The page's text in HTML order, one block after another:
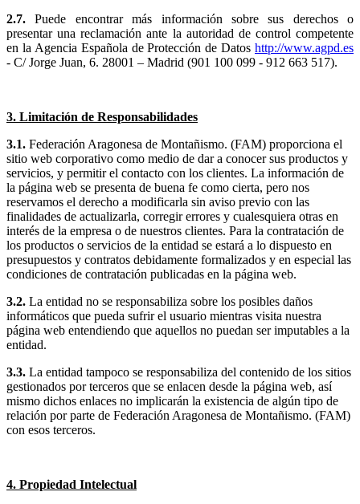
2.7. Puede encontrar más información sobre sus derechos o
presentar una reclamación ante la autoridad de control competente
en la Agencia Española de Protección de Datos http://www.agpd.es
- C/ Jorge Juan, 6. 28001 – Madrid (901 100 099 - 912 663 517).
3. Limitación de Responsabilidades
3.1. Federación Aragonesa de Montañismo. (FAM) proporciona el
sitio web corporativo como medio de dar a conocer sus productos y
servicios, y permitir el contacto con los clientes. La información de
la página web se presenta de buena fe como cierta, pero nos
reservamos el derecho a modificarla sin aviso previo con las
finalidades de actualizarla, corregir errores y cualesquiera otras en
interés de la empresa o de nuestros clientes. Para la contratación de
los productos o servicios de la entidad se estará a lo dispuesto en
presupuestos y contratos debidamente formalizados y en especial las
condiciones de contratación publicadas en la página web.
3.2. La entidad no se responsabiliza sobre los posibles daños
informáticos que pueda sufrir el usuario mientras visita nuestra
página web entendiendo que aquellos no puedan ser imputables a la
entidad.
3.3. La entidad tampoco se responsabiliza del contenido de los sitios
gestionados por terceros que se enlacen desde la página web, así
mismo dichos enlaces no implicarán la existencia de algún tipo de
relación por parte de Federación Aragonesa de Montañismo. (FAM)
con esos terceros.
4. Propiedad Intelectual